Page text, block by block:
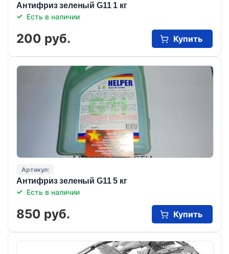
Антифриз зеленый G11 1 кг
Есть в наличии
200 руб. Купить
Артикул:
Антифриз зеленый G11 5 кг
Есть в наличии
850 руб. Купить